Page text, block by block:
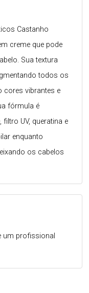
um profissional
Castanho
creme que pode
Sua textura
todos os
cores vibrantes e
fórmula é
UV, queratina e
enquanto
os cabelos